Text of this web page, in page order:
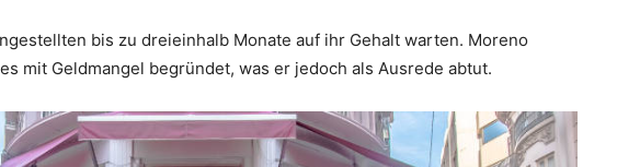
bis zu dreieinhalb Monate auf ihr Gehalt warten. Moreno
mit Geldmangel begründet, was er jedoch als Ausrede abtut.